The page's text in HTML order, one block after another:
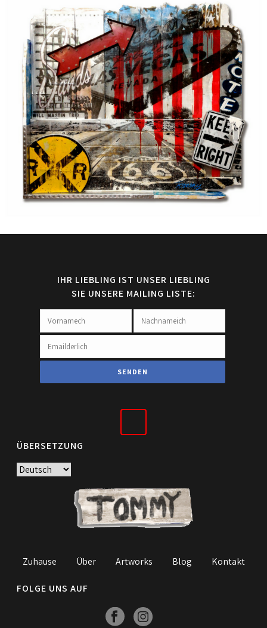
IHR LIEBLING IST UNSER LIEBLING
SIE UNSERE MAILING LISTE:
ÜBERSETZUNG
Zuhause Über Artworks Blog Kontakt
FOLGE UNS AUF